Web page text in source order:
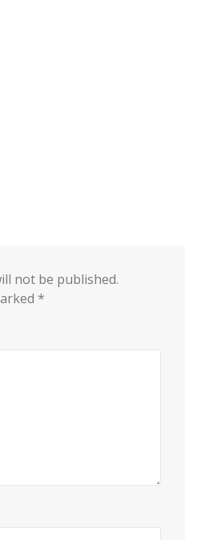
not be published.
*